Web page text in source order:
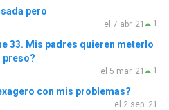
pero
1
el 7 abr. 21
33. Mis padres quieren meterlo
preso?
1
el 5 mar. 21
con mis problemas?
el 2 sep. 21